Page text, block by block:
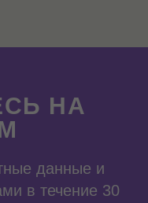
НА
данные и
в течение 30